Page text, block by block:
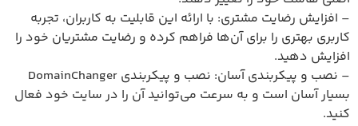
– افزایش رضایت مشتری: با ارائه این قابلیت به کاربران، تجربه
کاربری بهتری را برای آن‌ها فراهم کرده و رضایت مشتریان خود را
افزایش دهید.
– نصب و پیکربندی آسان: نصب و پیکربندی DomainChanger
بسیار آسان است و به سرعت می‌توانید آن را در سایت خود فعال
کنید.